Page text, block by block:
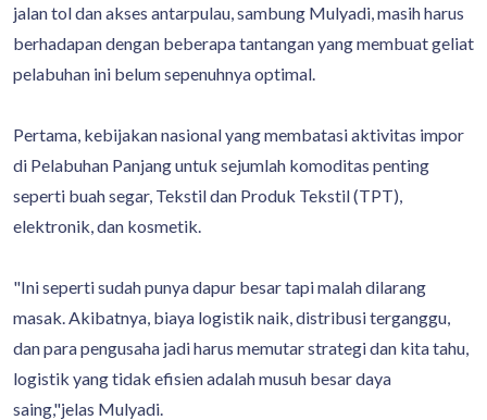
jalan tol dan akses antarpulau, sambung Mulyadi, masih harus
berhadapan dengan beberapa tantangan yang membuat geliat
pelabuhan ini belum sepenuhnya optimal.
Pertama, kebijakan nasional yang membatasi aktivitas impor
di Pelabuhan Panjang untuk sejumlah komoditas penting
seperti buah segar, Tekstil dan Produk Tekstil (TPT),
elektronik, dan kosmetik.
"Ini seperti sudah punya dapur besar tapi malah dilarang
masak. Akibatnya, biaya logistik naik, distribusi terganggu,
dan para pengusaha jadi harus memutar strategi dan kita tahu,
logistik yang tidak efisien adalah musuh besar daya
saing,"jelas Mulyadi.